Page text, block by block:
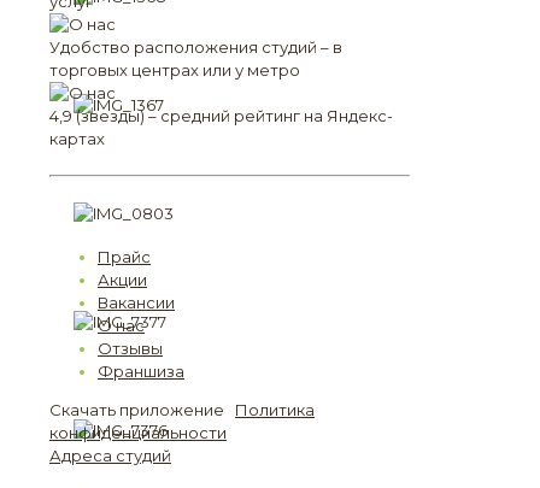
Удобство расположения студий – в
торговых центрах или у метро
4,9 (звезды) – средний рейтинг на Яндекс-
картах
Прайс
Акции
Вакансии
О нас
Отзывы
Франшиза
Скачать приложение
Политика
конфиденциальности
Адреса студий